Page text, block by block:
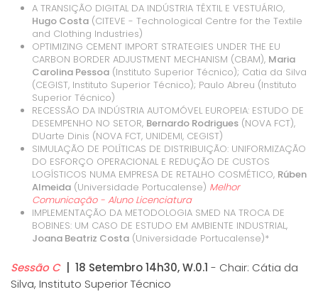
A TRANSIÇÃO DIGITAL DA INDÚSTRIA TÊXTIL E VESTUÁRIO,
Hugo Costa (CITEVE - Technological Centre for the Textile
and Clothing Industries)
OPTIMIZING CEMENT IMPORT STRATEGIES UNDER THE EU
CARBON BORDER ADJUSTMENT MECHANISM (CBAM), Maria
Carolina Pessoa (Instituto Superior Técnico); Catia da Silva
(CEGIST, Instituto Superior Técnico); Paulo Abreu (Instituto
Superior Técnico)
RECESSÃO DA INDÚSTRIA AUTOMÓVEL EUROPEIA: ESTUDO DE
DESEMPENHO NO SETOR, Bernardo Rodrigues (NOVA FCT),
DUarte Dinis (NOVA FCT, UNIDEMI, CEGIST)
SIMULAÇÃO DE POLÍTICAS DE DISTRIBUIÇÃO: UNIFORMIZAÇÃO
DO ESFORÇO OPERACIONAL E REDUÇÃO DE CUSTOS
LOGÍSTICOS NUMA EMPRESA DE RETALHO COSMÉTICO, Rúben
Almeida (Universidade Portucalense) Melhor
Comunicação - Aluno Licenciatura
IMPLEMENTAÇÃO DA METODOLOGIA SMED NA TROCA DE
BOBINES: UM CASO DE ESTUDO EM AMBIENTE INDUSTRIAL,
Joana Beatriz Costa (Universidade Portucalense)*
Sessão C| 18 Setembro 14h30, W.0.1 - Chair: Cátia da
Silva, Instituto Superior Técnico